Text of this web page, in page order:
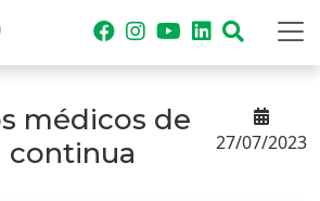
médicos de
continua
27/07/2023